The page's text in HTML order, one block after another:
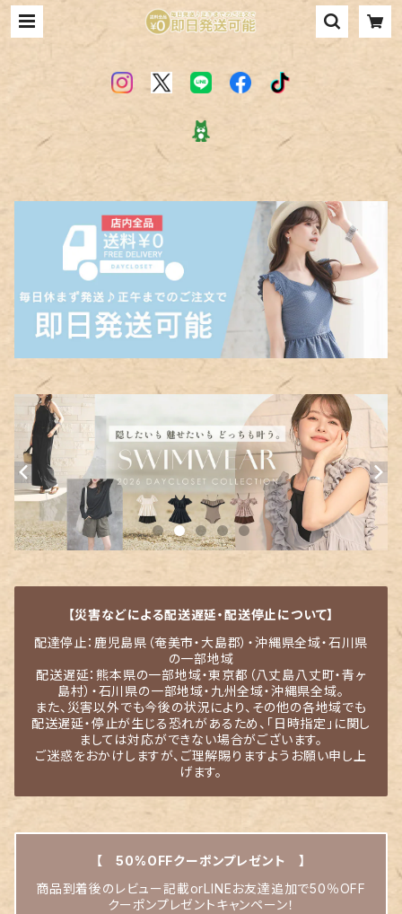
【災害などによる配送遅延・配送停止について】
配達停止：鹿児島県（奄美市・大島郡）・沖縄県全域・石川県
の一部地域
配送遅延：熊本県の一部地域・東京都（八丈島八丈町・青ヶ
島村）・石川県の一部地域・九州全域・沖縄県全域。
また、災害以外でも今後の状況により、その他の各地域でも
配送遅延・停止が生じる恐れがあるため、「日時指定」に関し
ましては対応ができない場合がございます。
ご迷惑をおかけしますが、ご理解賜りますようお願い申し上
げます。
【 50%OFFクーポンプレゼント 】
商品到着後のレビュー記載orLINEお友達追加で50％OFF
クーポンプレゼントキャンペーン！